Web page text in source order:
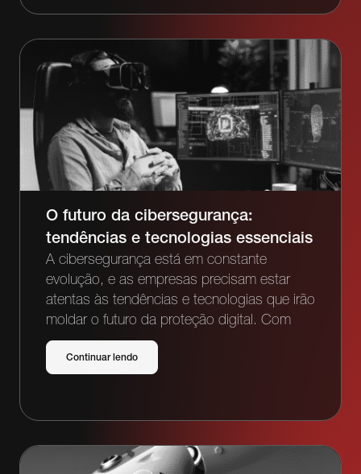
O futuro da cibersegurança:
tendências e tecnologias essenciais
A cibersegurança está em constante
evolução, e as empresas precisam estar
atentas às tendências e tecnologias que irão
moldar o futuro da proteção digital. Com
Continuar lendo